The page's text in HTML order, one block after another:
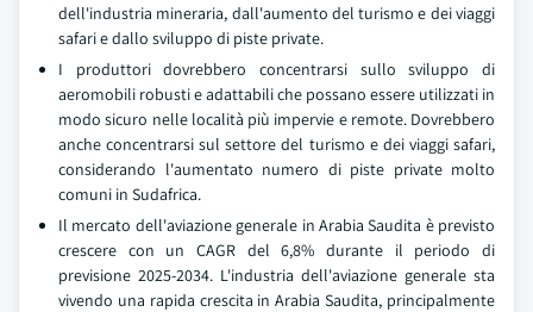
dell'industria mineraria, dall'aumento del turismo e dei viaggi
safari e dallo sviluppo di piste private.
I produttori dovrebbero concentrarsi sullo sviluppo di
aeromobili robusti e adattabili che possano essere utilizzati in
modo sicuro nelle località più impervie e remote. Dovrebbero
anche concentrarsi sul settore del turismo e dei viaggi safari,
considerando l'aumentato numero di piste private molto
comuni in Sudafrica.
Il mercato dell'aviazione generale in Arabia Saudita è previsto
crescere con un CAGR del 6,8% durante il periodo di
previsione 2025-2034. L'industria dell'aviazione generale sta
vivendo una rapida crescita in Arabia Saudita, principalmente